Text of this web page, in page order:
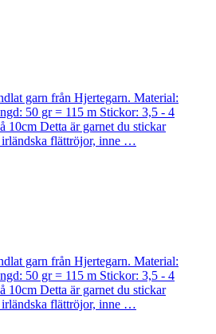
garn från Hjertegarn. Material:
50 gr = 115 m Stickor: 3,5 - 4
10cm Detta är garnet du stickar
irländska flättröjor, inne …
garn från Hjertegarn. Material:
50 gr = 115 m Stickor: 3,5 - 4
10cm Detta är garnet du stickar
irländska flättröjor, inne …